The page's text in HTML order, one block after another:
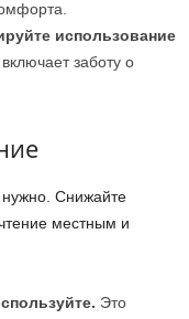
использование
заботу о
нужно. Снижайте
местным и
Это